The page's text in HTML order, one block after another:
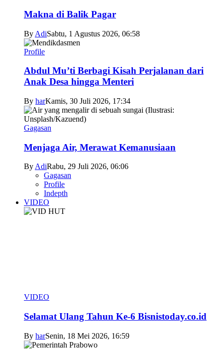
Makna di Balik Pagar
By AdiSabtu, 1 Agustus 2026, 06:58
Profile
Abdul Mu’ti Berbagi Kisah Perjalanan dari
Anak Desa hingga Menteri
By harKamis, 30 Juli 2026, 17:34
Gagasan
Menjaga Air, Merawat Kemanusiaan
ByAdiRabu, 29 Juli 2026, 06:06
Gagasan
Profile
Indepth
VIDEO
VIDEO
Selamat Ulang Tahun Ke-6 Bisnistoday.co.id
By harSenin, 18 Mei 2026, 16:59